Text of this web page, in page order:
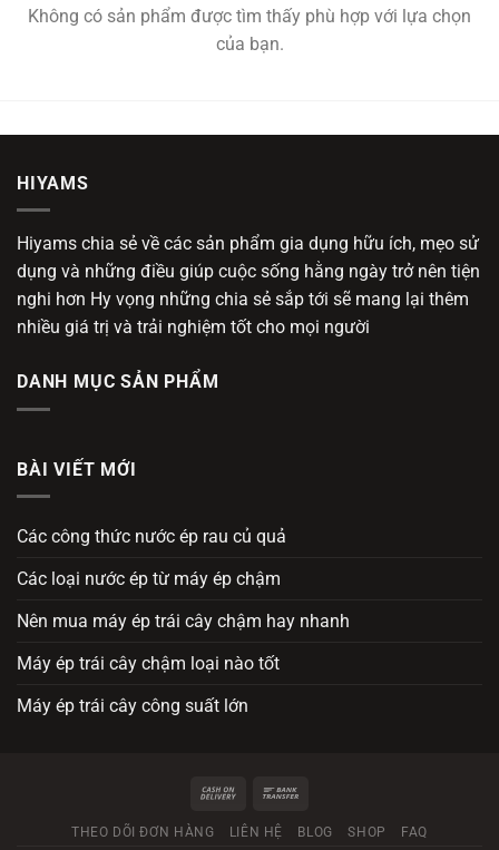
Không có sản phẩm được tìm thấy phù hợp với lựa chọn
của bạn.
HIYAMS
Hiyams chia sẻ về các sản phẩm gia dụng hữu ích, mẹo sử
dụng và những điều giúp cuộc sống hằng ngày trở nên tiện
nghi hơn Hy vọng những chia sẻ sắp tới sẽ mang lại thêm
nhiều giá trị và trải nghiệm tốt cho mọi người
DANH MỤC SẢN PHẨM
BÀI VIẾT MỚI
Các công thức nước ép rau củ quả
Các loại nước ép từ máy ép chậm
Nên mua máy ép trái cây chậm hay nhanh
Máy ép trái cây chậm loại nào tốt
Máy ép trái cây công suất lớn
THEO DÕI ĐƠN HÀNG LIÊN HỆ BLOG SHOP FAQ